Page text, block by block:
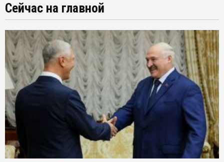
Сейчас на главной